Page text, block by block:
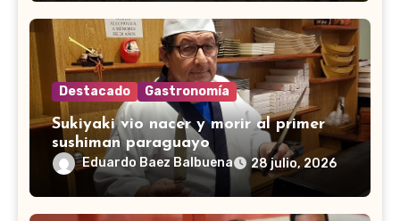
Destacado Gastronomía
Sukiyaki vio nacer y morir al primer
sushiman paraguayo
Eduardo Baez Balbuena 28 julio, 2026